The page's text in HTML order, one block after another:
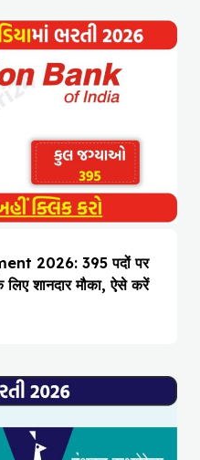
2026: 395 पदों पर
लिए शानदार मौका, ऐसे करें